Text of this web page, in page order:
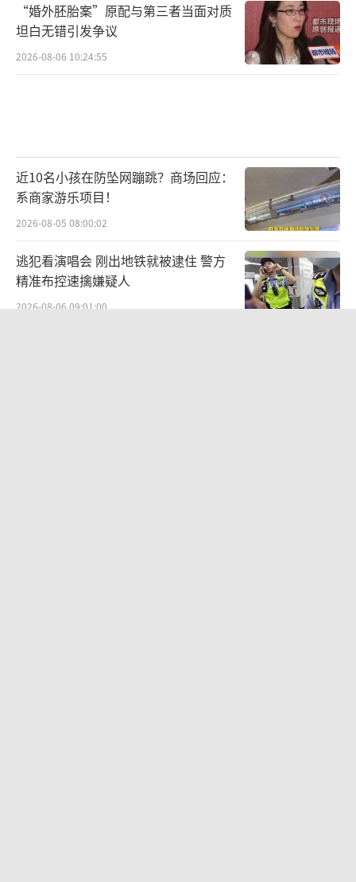
“婚外胚胎案”原配与第三者当面对质
坦白无错引发争议
2026-08-06 10:24:55
近10名小孩在防坠网蹦跳？商场回应：
系商家游乐项目！
2026-08-05 08:00:02
逃犯看演唱会 刚出地铁就被逮住 警方
精准布控速擒嫌疑人
2026-08-06 09:01:00